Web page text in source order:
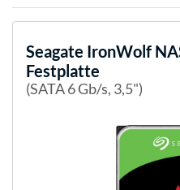
Seagate IronWolf
Festplatte
(SATA 6 Gb/s, 3,5")